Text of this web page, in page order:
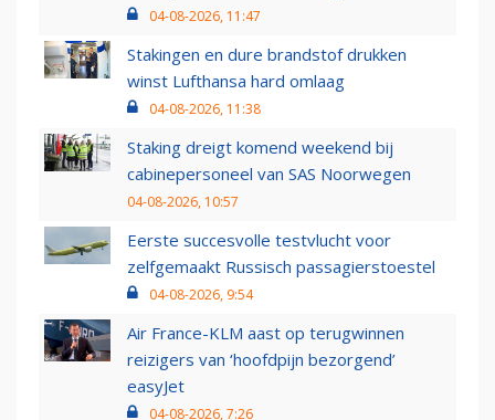
04-08-2026, 11:47
Stakingen en dure brandstof drukken
winst Lufthansa hard omlaag
04-08-2026, 11:38
Staking dreigt komend weekend bij
cabinepersoneel van SAS Noorwegen
04-08-2026, 10:57
Eerste succesvolle testvlucht voor
zelfgemaakt Russisch passagierstoestel
04-08-2026, 9:54
Air France-KLM aast op terugwinnen
reizigers van ‘hoofdpijn bezorgend’
easyJet
04-08-2026, 7:26